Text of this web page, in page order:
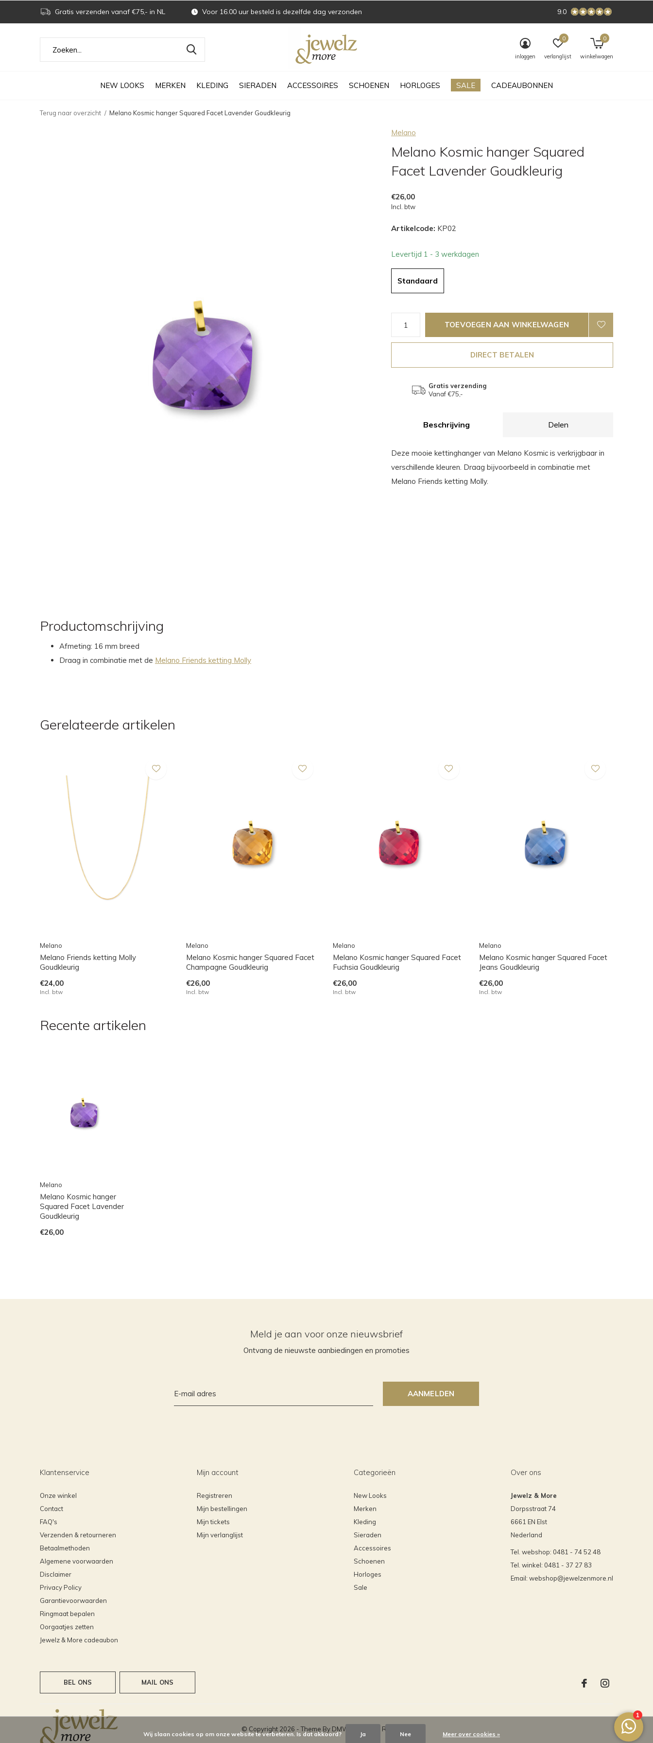
NEW LOOKS MERKEN KLEDING SIERADEN ACCESSOIRES SCHOENEN HORLOGES SALE CADEAUBONNEN
inloggen verlanglijst
0
winkelwagen
0
Gratis verzenden vanaf €75,- in NL Voor 16.00 uur besteld is dezelfde dag verzonden 9.0
Terug naar overzicht Melano Kosmic hanger Squared Facet Lavender Goudkleurig
Melano
Melano Kosmic hanger Squared
Facet Lavender Goudkleurig
€26,00
Incl. btw
Artikelcode: KP02
Levertijd 1 - 3 werkdagen
Standaard
TOEVOEGEN AAN WINKELWAGEN
DIRECT BETALEN
Gratis verzending
Vanaf €75,-
Beschrijving Delen
Deze mooie kettinghanger van Melano Kosmic is verkrijgbaar in
verschillende kleuren. Draag bijvoorbeeld in combinatie met
Melano Friends ketting Molly.
Productomschrijving
Afmeting: 16 mm breed
Draag in combinatie met de Melano Friends ketting Molly
Gerelateerde artikelen
Melano
Melano Friends ketting Molly
Goudkleurig
€24,00
Incl. btw
Melano
Melano Kosmic hanger Squared Facet
Champagne Goudkleurig
€26,00
Incl. btw
Melano
Melano Kosmic hanger Squared Facet
Fuchsia Goudkleurig
€26,00
Incl. btw
Melano
Melano Kosmic hanger Squared Facet
Jeans Goudkleurig
€26,00
Incl. btw
Recente artikelen
Melano
Melano Kosmic hanger
Squared Facet Lavender
Goudkleurig
€26,00
Meld je aan voor onze nieuwsbrief
Ontvang de nieuwste aanbiedingen en promoties
AANMELDEN
Klantenservice
Onze winkel
Contact
FAQ's
Verzenden & retourneren
Betaalmethoden
Algemene voorwaarden
Disclaimer
Privacy Policy
Garantievoorwaarden
Ringmaat bepalen
Oorgaatjes zetten
Jewelz & More cadeaubon
Mijn account
Registreren
Mijn bestellingen
Mijn tickets
Mijn verlanglijst
Categorieën
New Looks
Merken
Kleding
Sieraden
Accessoires
Schoenen
Horloges
Sale
Over ons
Jewelz & More
Dorpsstraat 74
6661 EN Elst
Nederland
Tel. webshop: 0481 - 74 52 48
Tel. winkel: 0481 - 37 27 83
Email: webshop@jewelzenmore.nl
BEL ONS MAIL ONS
© Copyright 2026 - Theme By DMWS RSS-feed
Wij slaan cookies op om onze website te verbeteren. Is dat akkoord? Ja Nee Meer over cookies »